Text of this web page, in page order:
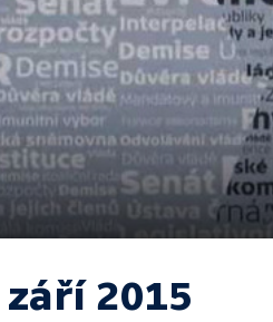
září 2015